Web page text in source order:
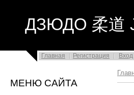
ДЗЮДО 柔道
Главная Регистрация Вход
МЕНЮ САЙТА